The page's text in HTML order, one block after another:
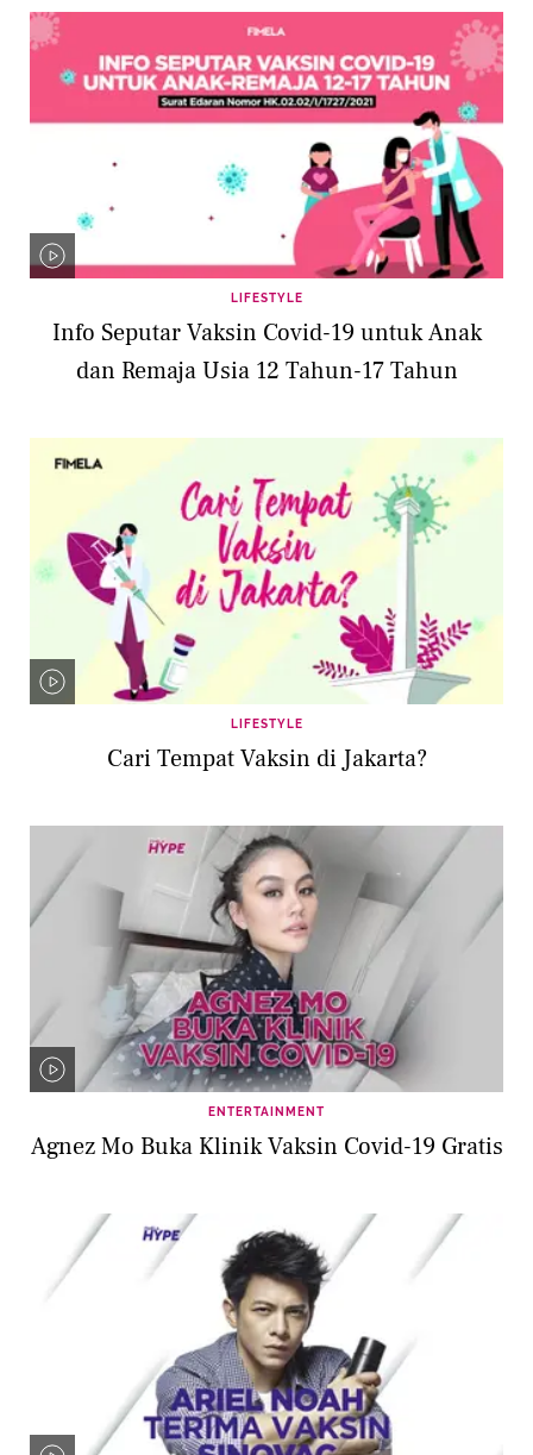
LIFESTYLE
Info Seputar Vaksin Covid-19 untuk Anak
dan Remaja Usia 12 Tahun-17 Tahun
LIFESTYLE
Cari Tempat Vaksin di Jakarta?
ENTERTAINMENT
Agnez Mo Buka Klinik Vaksin Covid-19 Gratis